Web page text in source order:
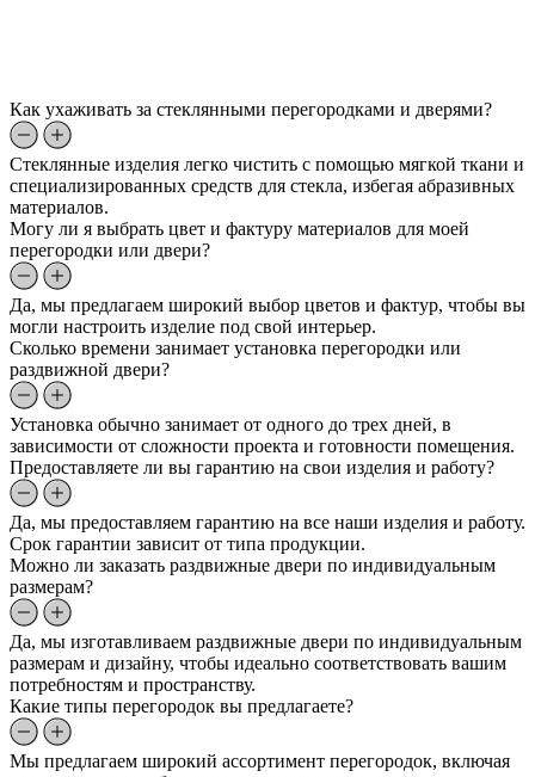
Как ухаживать за стеклянными перегородками и дверями?
Стеклянные изделия легко чистить с помощью мягкой ткани и
специализированных средств для стекла, избегая абразивных
материалов.
Могу ли я выбрать цвет и фактуру материалов для моей
перегородки или двери?
Да, мы предлагаем широкий выбор цветов и фактур, чтобы вы
могли настроить изделие под свой интерьер.
Сколько времени занимает установка перегородки или
раздвижной двери?
Установка обычно занимает от одного до трех дней, в
зависимости от сложности проекта и готовности помещения.
Предоставляете ли вы гарантию на свои изделия и работу?
Да, мы предоставляем гарантию на все наши изделия и работу.
Срок гарантии зависит от типа продукции.
Можно ли заказать раздвижные двери по индивидуальным
размерам?
Да, мы изготавливаем раздвижные двери по индивидуальным
размерам и дизайну, чтобы идеально соответствовать вашим
потребностям и пространству.
Какие типы перегородок вы предлагаете?
Мы предлагаем широкий ассортимент перегородок, включая